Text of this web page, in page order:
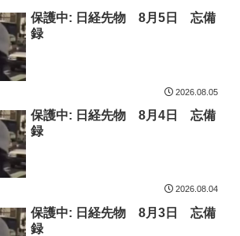
保護中: 日経先物 8月5日 忘備
録
2026.08.05
保護中: 日経先物 8月4日 忘備
録
2026.08.04
保護中: 日経先物 8月3日 忘備
録